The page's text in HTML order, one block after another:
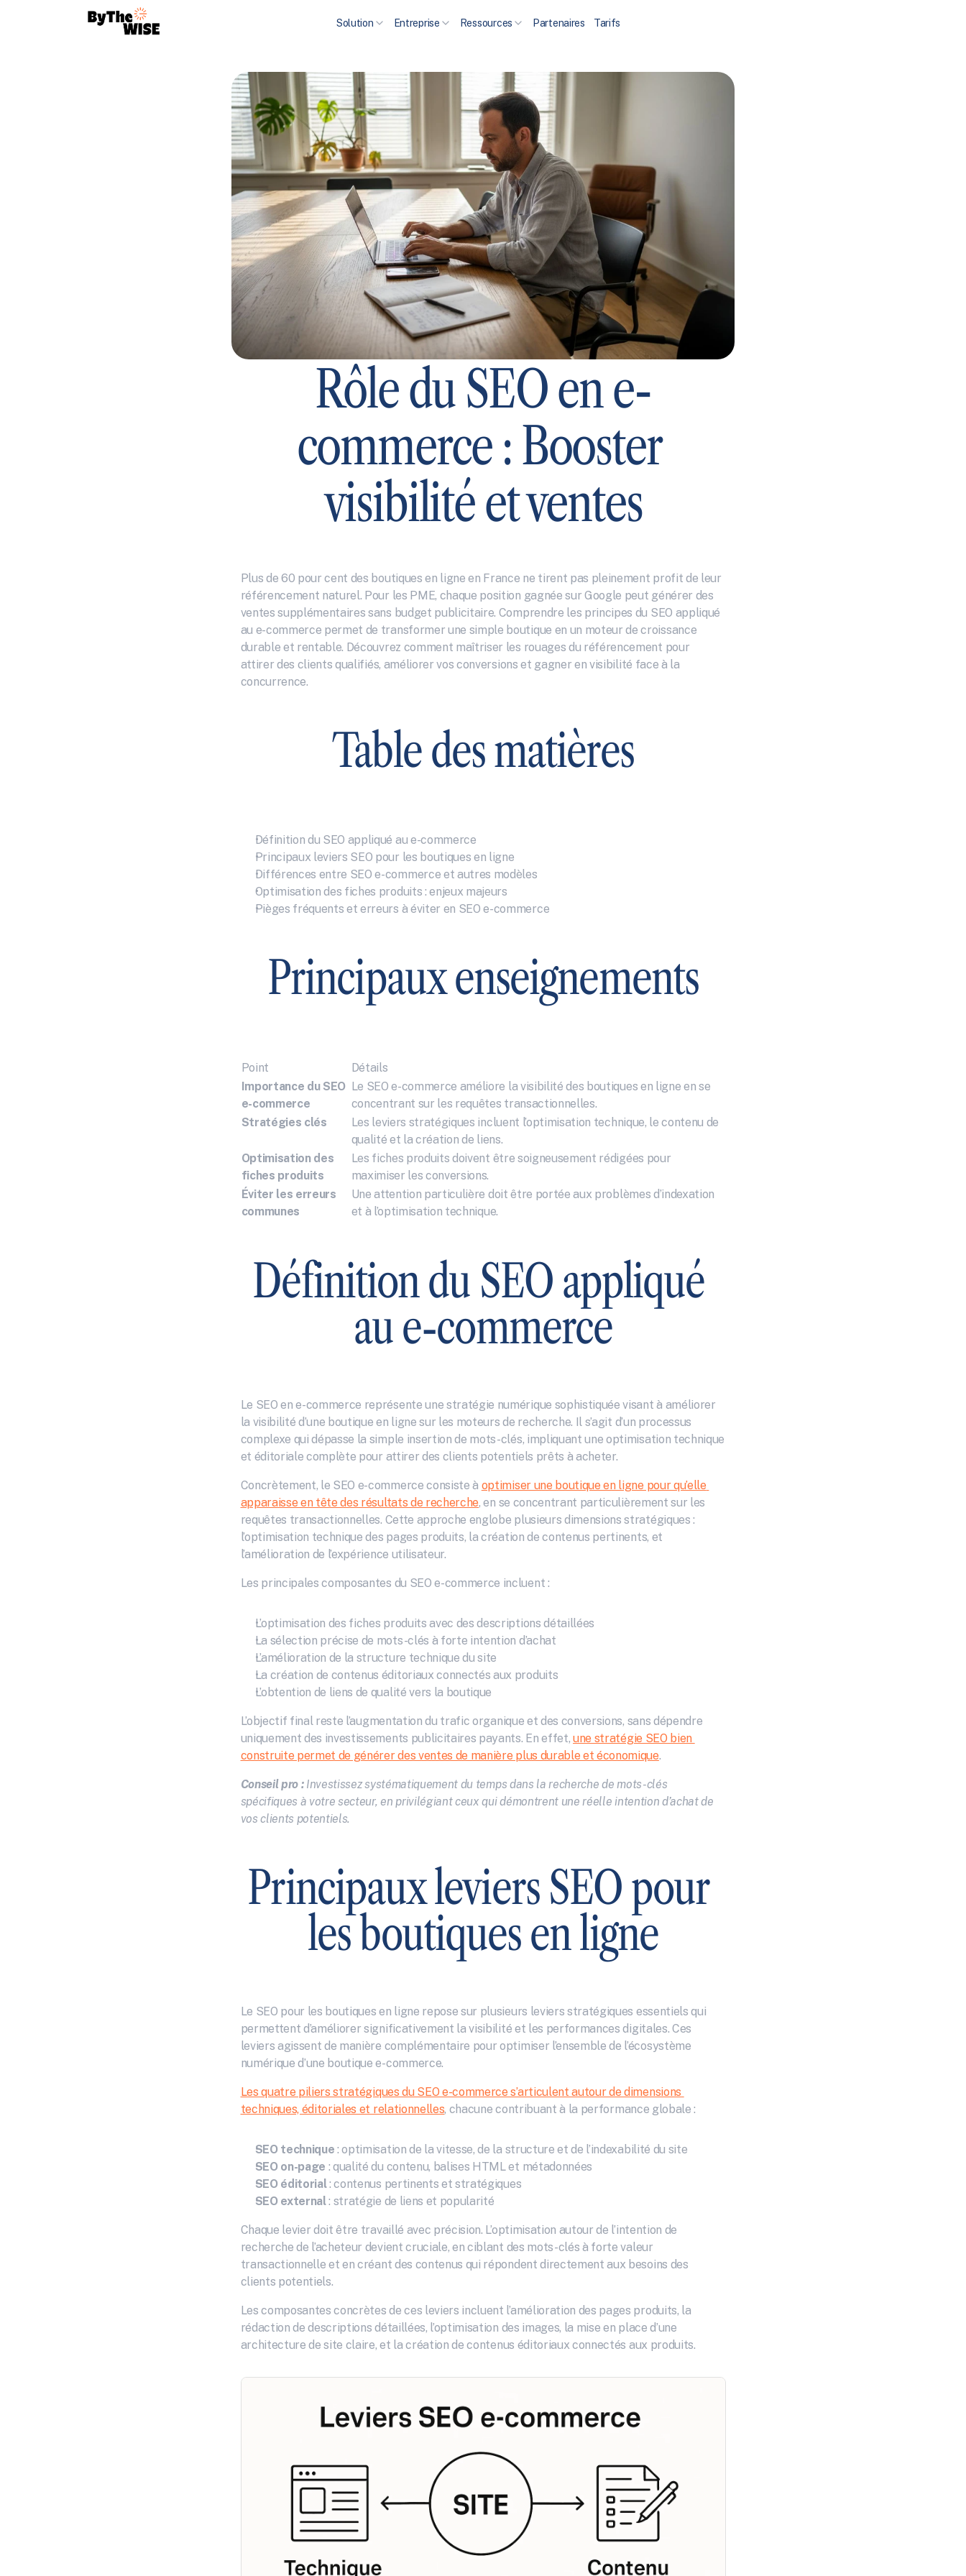
Rôle du SEO en e-
commerce : Booster
visibilité et ventes
Plus de 60 pour cent des boutiques en ligne en France ne tirent pas pleinement profit de leur
référencement naturel. Pour les PME, chaque position gagnée sur Google peut générer des
ventes supplémentaires sans budget publicitaire. Comprendre les principes du SEO appliqué
au e-commerce permet de transformer une simple boutique en un moteur de croissance
durable et rentable. Découvrez comment maîtriser les rouages du référencement pour
attirer des clients qualifiés, améliorer vos conversions et gagner en visibilité face à la
concurrence.
Table des matières
Définition du SEO appliqué au e-commerce
Principaux leviers SEO pour les boutiques en ligne
Différences entre SEO e-commerce et autres modèles
Optimisation des fiches produits : enjeux majeurs
Pièges fréquents et erreurs à éviter en SEO e-commerce
Principaux enseignements
Point
Détails
Importance du SEO
e-commerce
Le SEO e-commerce améliore la visibilité des boutiques en ligne en se
concentrant sur les requêtes transactionnelles.
Stratégies clés
Les leviers stratégiques incluent l’optimisation technique, le contenu de
qualité et la création de liens.
Optimisation des
fiches produits
Les fiches produits doivent être soigneusement rédigées pour
maximiser les conversions.
Éviter les erreurs
communes
Une attention particulière doit être portée aux problèmes d’indexation
et à l’optimisation technique.
Définition du SEO appliqué
au e-commerce
Le SEO en e-commerce représente une stratégie numérique sophistiquée visant à améliorer
la visibilité d’une boutique en ligne sur les moteurs de recherche. Il s’agit d’un processus
complexe qui dépasse la simple insertion de mots-clés, impliquant une optimisation technique
et éditoriale complète pour attirer des clients potentiels prêts à acheter.
Concrètement, le SEO e-commerce consiste à optimiser une boutique en ligne pour qu’elle
apparaisse en tête des résultats de recherche, en se concentrant particulièrement sur les
requêtes transactionnelles. Cette approche englobe plusieurs dimensions stratégiques :
l’optimisation technique des pages produits, la création de contenus pertinents, et
l’amélioration de l’expérience utilisateur.
Les principales composantes du SEO e-commerce incluent :
L’optimisation des fiches produits avec des descriptions détaillées
La sélection précise de mots-clés à forte intention d’achat
L’amélioration de la structure technique du site
La création de contenus éditoriaux connectés aux produits
L’obtention de liens de qualité vers la boutique
L’objectif final reste l’augmentation du trafic organique et des conversions, sans dépendre
uniquement des investissements publicitaires payants. En effet, une stratégie SEO bien
construite permet de générer des ventes de manière plus durable et économique.
Conseil pro : Investissez systématiquement du temps dans la recherche de mots-clés
spécifiques à votre secteur, en privilégiant ceux qui démontrent une réelle intention d’achat de
vos clients potentiels.
Principaux leviers SEO pour
les boutiques en ligne
Le SEO pour les boutiques en ligne repose sur plusieurs leviers stratégiques essentiels qui
permettent d’améliorer significativement la visibilité et les performances digitales. Ces
leviers agissent de manière complémentaire pour optimiser l’ensemble de l’écosystème
numérique d’une boutique e-commerce.
Les quatre piliers stratégiques du SEO e-commerce s’articulent autour de dimensions
techniques, éditoriales et relationnelles, chacune contribuant à la performance globale :
SEO technique : optimisation de la vitesse, de la structure et de l’indexabilité du site
SEO on-page : qualité du contenu, balises HTML et métadonnées
SEO éditorial : contenus pertinents et stratégiques
SEO external : stratégie de liens et popularité
Chaque levier doit être travaillé avec précision. L’optimisation autour de l’intention de
recherche de l’acheteur devient cruciale, en ciblant des mots-clés à forte valeur
transactionnelle et en créant des contenus qui répondent directement aux besoins des
clients potentiels.
Les composantes concrètes de ces leviers incluent l’amélioration des pages produits, la
rédaction de descriptions détaillées, l’optimisation des images, la mise en place d’une
architecture de site claire, et la création de contenus éditoriaux connectés aux produits.
Solution Entreprise Ressources Partenaires Tarifs